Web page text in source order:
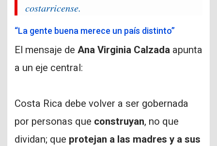
costarricense.
“La gente buena merece un país distinto”
El mensaje de Ana Virginia Calzada apunta
a un eje central:
Costa Rica debe volver a ser gobernada
por personas que construyan, no que
dividan; que protejan a las madres y a sus